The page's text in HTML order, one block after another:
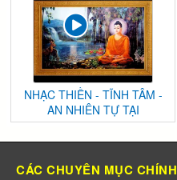
NHẠC THIỀN - TĨNH TÂM -
AN NHIÊN TỰ TẠI
CÁC CHUYÊN MỤC CHÍNH